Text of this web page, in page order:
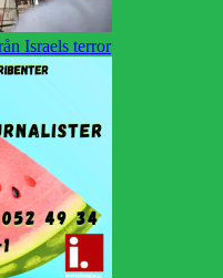
Israels terror